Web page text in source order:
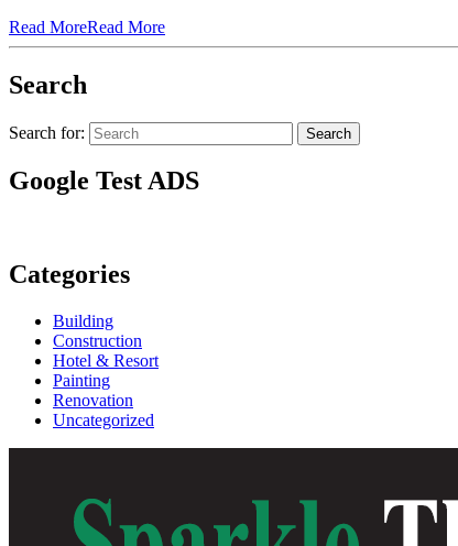
Read MoreRead More
Search
Search for: Search
Google Test ADS
Categories
Building
Construction
Hotel & Resort
Painting
Renovation
Uncategorized